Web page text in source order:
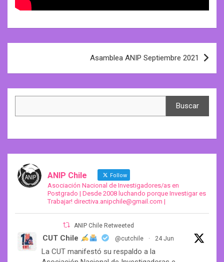
Asamblea ANIP Septiembre 2021
Buscar
ANIP Chile Follow
Asociación Nacional de Investigadores/as en
Postgrado | Desde 2008 luchando porque Investigar es
Trabajar! directiva.anipchile@gmail.com |
ANIP Chile Retweeted
CUT Chile @cutchile · 24 Jun
La CUT manifestó su respaldo a la